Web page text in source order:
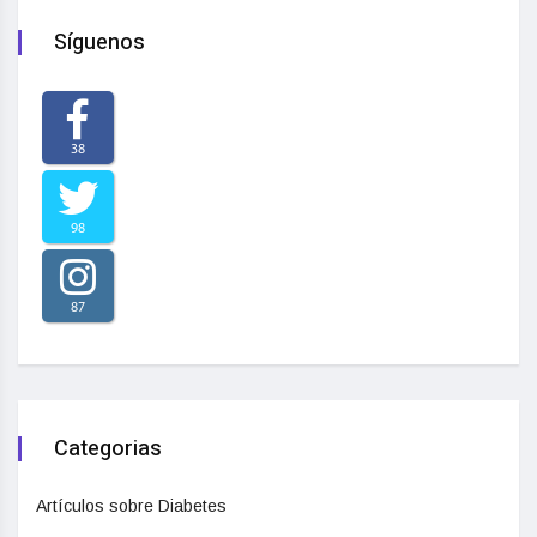
Síguenos
38
98
87
Categorias
Artículos sobre Diabetes